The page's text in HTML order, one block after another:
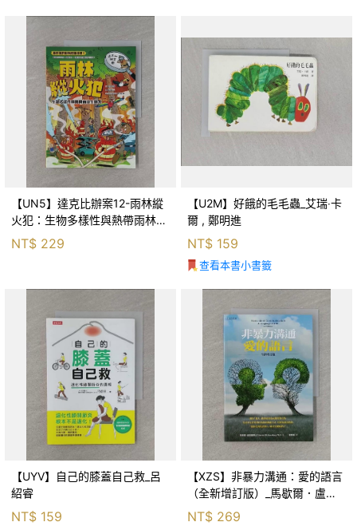
【UN5】達克比辦案12-雨林縱
火犯：生物多樣性與熱帶雨林生
態系_柯智元
NT$ 229
【U2M】好餓的毛毛蟲_艾瑞‧卡
爾 , 鄭明進
NT$ 159
查看本書小書籤
【UYV】自己的膝蓋自己救_呂
紹睿
NT$ 159
【XZS】非暴力溝通：愛的語言
（全新增訂版）_馬歇爾．盧森
堡, 蕭寶森
NT$ 269